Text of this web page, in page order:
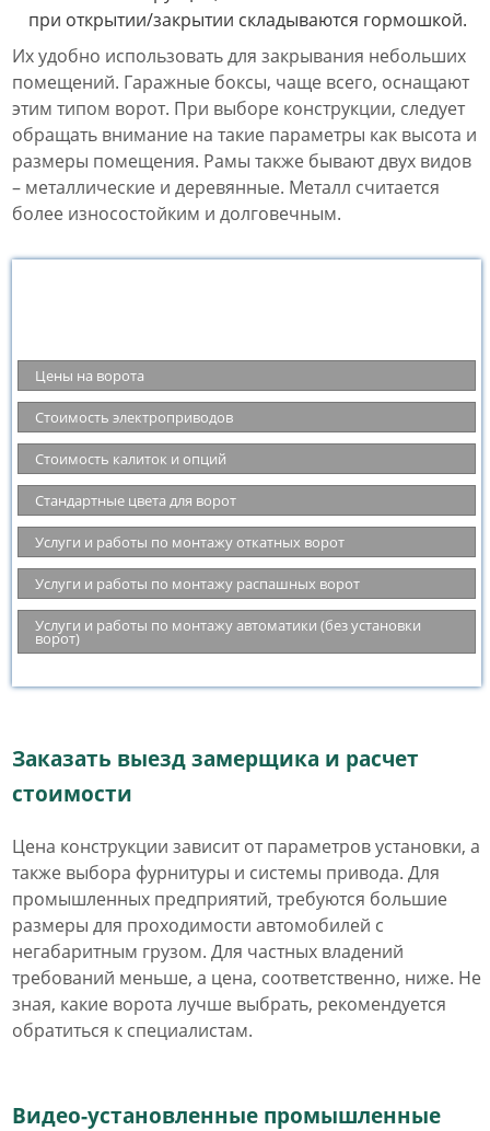
при открытии/закрытии складываются гормошкой.
Их удобно использовать для закрывания небольших
помещений. Гаражные боксы, чаще всего, оснащают
этим типом ворот. При выборе конструкции, следует
обращать внимание на такие параметры как высота и
размеры помещения. Рамы также бывают двух видов
– металлические и деревянные. Металл считается
более износостойким и долговечным.
Цены на ворота
Стоимость электроприводов
Стоимость калиток и опций
Стандартные цвета для ворот
Услуги и работы по монтажу откатных ворот
Услуги и работы по монтажу распашных ворот
Услуги и работы по монтажу автоматики (без установки
ворот)
Заказать выезд замерщика и расчет
стоимости
Цена конструкции зависит от параметров установки, а
также выбора фурнитуры и системы привода. Для
промышленных предприятий, требуются большие
размеры для проходимости автомобилей с
негабаритным грузом. Для частных владений
требований меньше, а цена, соответственно, ниже. Не
зная, какие ворота лучше выбрать, рекомендуется
обратиться к специалистам.
Видео-установленные промышленные